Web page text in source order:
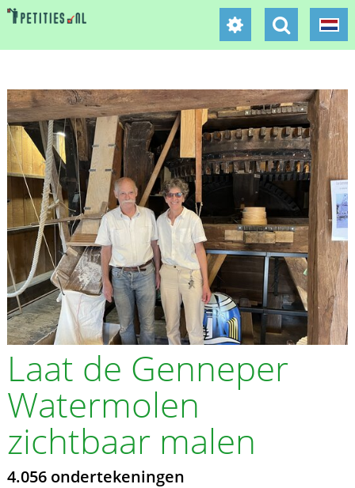
Laat de Genneper
Watermolen
zichtbaar malen
4.056 ondertekeningen